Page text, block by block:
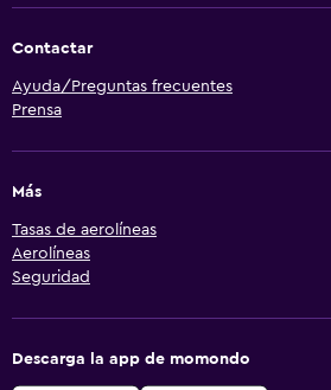
Contactar
Ayuda/Preguntas frecuentes
Prensa
Más
Tasas de aerolíneas
Aerolíneas
Seguridad
Descarga la app de momondo